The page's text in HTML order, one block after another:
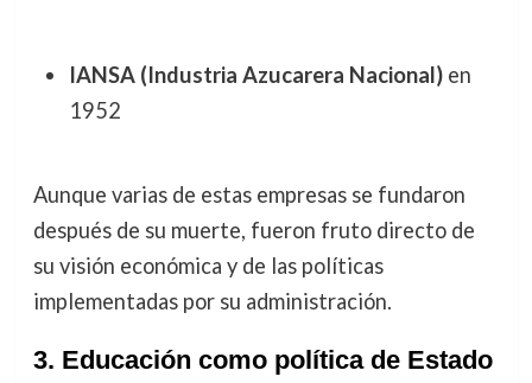
IANSA (Industria Azucarera Nacional)en
1952
Aunque varias de estas empresas se fundaron
después de su muerte, fueron fruto directo de
su visión económica y de las políticas
implementadas por su administración.
3. Educación como política de Estado